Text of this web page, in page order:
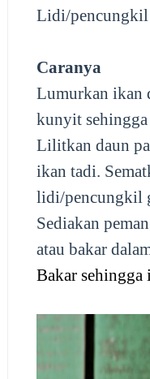
Lidi/
Caranya
Lumurkan ikan
kunyit sehingga
Lilitkan daun
ikan tadi.
lidi/pencungkil
Sediakan
atau bakar
Bakar sehingga